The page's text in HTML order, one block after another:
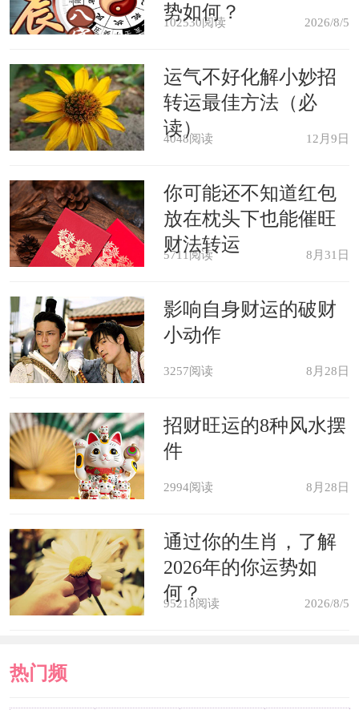
梦见雪花纷飞，患病或家有忧患的
梦见雪花纷飞前路黑暗，出现不幸
事情的征兆。
孕妇梦见大雪纷飞的场景,是生下壮
实且健康的儿子的征兆。
利的事情，不能圆满结束而四处奔波，
造成一定程度上的损失的意思。
事或重大变故等灾难跟随的梦。
梦见屋里满是雪花，预示家里出现
安，异常烦躁。
梦见飘着雪花或下着霜，进行中的
难。
势如何？
102530阅读 2026/8/5
运气不好化解小妙招
转运最佳方法（必
读）
4048阅读 12月9日
你可能还不知道红包
放在枕头下也能催旺
财法转运
5711阅读 8月31日
影响自身财运的破财
小动作
3257阅读 8月28日
招财旺运的8种风水摆
件
2994阅读 8月28日
通过你的生肖，了解
2026年的你运势如
何？
95218阅读 2026/8/5
热门频